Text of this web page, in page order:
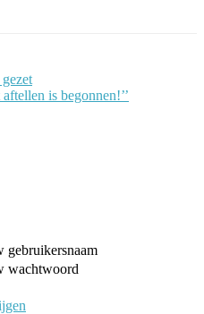
is begonnen!’’
gebruikersnaam
wachtwoord